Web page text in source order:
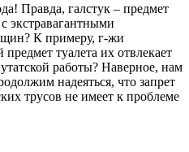
Правда, галстук – предмет
экстравагантными
К примеру, г-жи
туалета их отвлекает
работы? Наверное, нам
надеяться, что запрет
трусов не имеет к проблеме